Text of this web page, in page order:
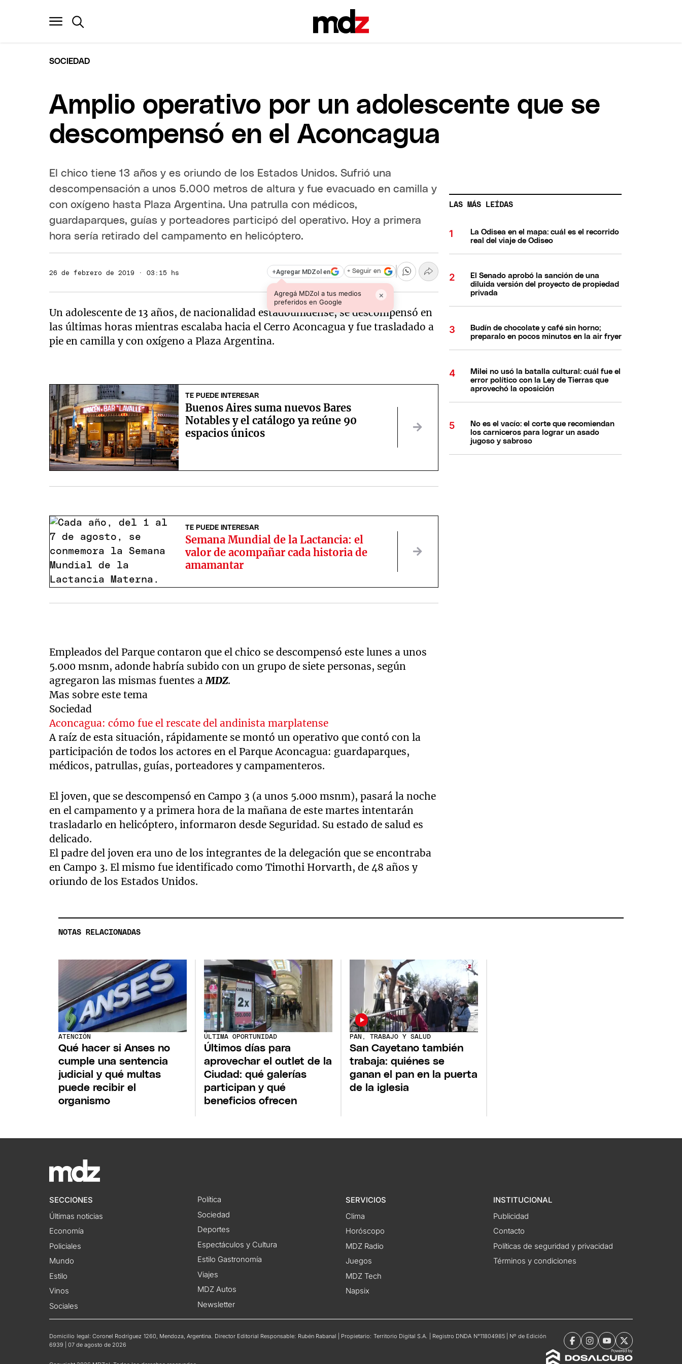
SOCIEDAD
Amplio operativo por un adolescente que se
descompensó en el Aconcagua
El chico tiene 13 años y es oriundo de los Estados Unidos. Sufrió una
descompensación a unos 5.000 metros de altura y fue evacuado en camilla y
con oxígeno hasta Plaza Argentina. Una patrulla con médicos,
guardaparques, guías y porteadores participó del operativo. Hoy a primera
hora sería retirado del campamento en helicóptero.
26 de febrero de 2019 · 03:15 hs +Agregar MDZol en
Agregá MDZol a tus medios
preferidos en Google
×
+ Seguir en
Un adolescente de 13 años, de nacionalidad estadounidense, se descompensó en
las últimas horas mientras escalaba hacia el Cerro Aconcagua y fue trasladado a
pie en camilla y con oxígeno a Plaza Argentina.
TE PUEDE INTERESAR
Buenos Aires suma nuevos Bares
Notables y el catálogo ya reúne 90
espacios únicos
TE PUEDE INTERESAR
Semana Mundial de la Lactancia: el
valor de acompañar cada historia de
amamantar
Empleados del Parque contaron que el chico se descompensó este lunes a unos
5.000 msnm, adonde habría subido con un grupo de siete personas, según
agregaron las mismas fuentes aMDZ.
Mas sobre este tema
Sociedad
Aconcagua: cómo fue el rescate del andinista marplatense
A raíz de esta situación, rápidamente se montó un operativo que contó con la
participación de todos los actores en el Parque Aconcagua: guardaparques,
médicos, patrullas, guías, porteadores y campamenteros.
El joven, que se descompensó en Campo 3 (a unos 5.000 msnm), pasará la noche
en el campamento y a primera hora de la mañana de este martes intentarán
trasladarlo en helicóptero, informaron desde Seguridad. Su estado de salud es
delicado.
El padre del joven era uno de los integrantes de la delegación que se encontraba
en Campo 3. El mismo fue identificado como Timothi Horvarth, de 48 años y
oriundo de los Estados Unidos.
LAS MÁS LEÍDAS
La Odisea en el mapa: cuál es el recorrido
real del viaje de Odiseo
El Senado aprobó la sanción de una
diluida versión del proyecto de propiedad
privada
Budín de chocolate y café sin horno;
preparalo en pocos minutos en la air fryer
Milei no usó la batalla cultural: cuál fue el
error político con la Ley de Tierras que
aprovechó la oposición
No es el vacío: el corte que recomiendan
los carniceros para lograr un asado
jugoso y sabroso
NOTAS RELACIONADAS
ATENCIÓN
Qué hacer si Anses no
cumple una sentencia
judicial y qué multas
puede recibir el
organismo
ÚLTIMA OPORTUNIDAD
Últimos días para
aprovechar el outlet de la
Ciudad: qué galerías
participan y qué
beneficios ofrecen
PAN, TRABAJO Y SALUD
San Cayetano también
trabaja: quiénes se
ganan el pan en la puerta
de la iglesia
SECCIONES
Últimas noticias
Economía
Policiales
Mundo
Estilo
Vinos
Sociales
Política
Sociedad
Deportes
Espectáculos y Cultura
Estilo Gastronomía
Viajes
MDZ Autos
Newsletter
SERVICIOS
Clima
Horóscopo
MDZ Radio
Juegos
MDZ Tech
Napsix
INSTITUCIONAL
Publicidad
Contacto
Políticas de seguridad y privacidad
Términos y condiciones
Domicilio legal: Coronel Rodríguez 1260, Mendoza, Argentina. Director Editorial Responsable: Rubén Rabanal | Propietario: Territorio Digital S.A. | Registro DNDA N°11804985 | Nº de Edición
6939 | 07 de agosto de 2026